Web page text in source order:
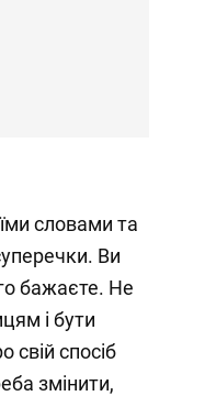
словами та
Ви
бажаєте. Не
і бути
спосіб
змінити,